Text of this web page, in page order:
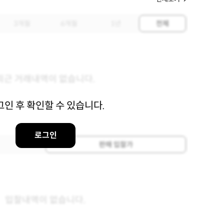
인 후 확인할 수 있습니다.
로그인
전체
판매 입찰가